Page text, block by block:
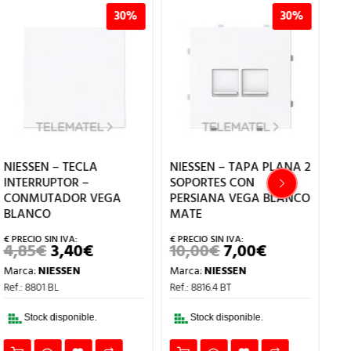
30%
NIESSEN – TECLA
INTERRUPTOR –
CONMUTADOR VEGA
BLANCO
4,85€EL
PRECIO
ORIGINAL
ERA:
3,40€EL
PRECIO
Marca:NIESSEN
Ref.: 8801 BL
Stock disponible.
30%
NIESSEN – TAPA PLANA 2
SOPORTES CON
PERSIANA VEGA BLANCO
MATE
10,00€EL
PRECIO
ORIGINAL
ERA:
7,00€EL
PRECIO
Marca:NIESSEN
Ref.: 8816.4 BT
Stock disponible.